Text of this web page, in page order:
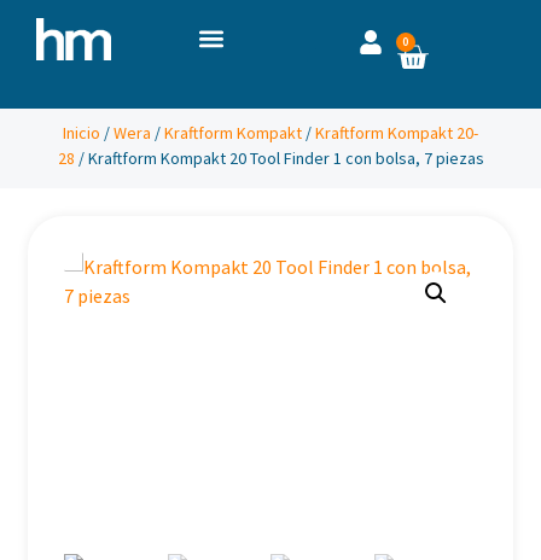
0
Inicio /Wera /Kraftform Kompakt /Kraftform Kompakt 20-
28 / Kraftform Kompakt 20 Tool Finder 1 con bolsa, 7 piezas